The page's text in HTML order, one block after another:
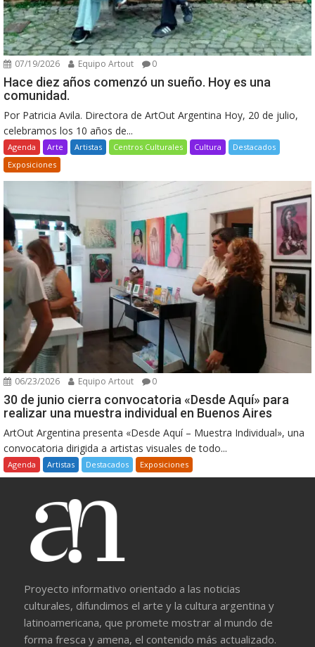
07/19/2026 Equipo Artout 0
Hace diez años comenzó un sueño. Hoy es una
comunidad.
Por Patricia Avila. Directora de ArtOut Argentina Hoy, 20 de julio,
celebramos los 10 años de...
Agenda Arte Artistas Centros Culturales Cultura
Destacados
Exposiciones
06/23/2026 Equipo Artout 0
30 de junio cierra convocatoria «Desde Aquí» para
realizar una muestra individual en Buenos Aires
ArtOut Argentina presenta «Desde Aquí – Muestra Individual», una
convocatoria dirigida a artistas visuales de todo...
Agenda Artistas Destacados Exposiciones
Proyecto informativo orientado a las noticias
culturales, difundimos el arte y la cultura argentina y
latinoamericana, que promete mostrar al mundo de
forma fresca y amena, el contenido más actualizado.